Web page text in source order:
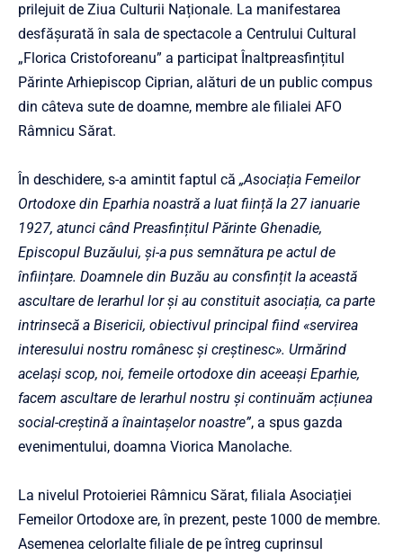
prilejuit de Ziua Culturii Naționale. La manifestarea
desfășurată în sala de spectacole a Centrului Cultural
„Florica Cristoforeanu” a participat Înaltpreasfințitul
Părinte Arhiepiscop Ciprian, alături de un public compus
din câteva sute de doamne, membre ale filialei AFO
Râmnicu Sărat.
În deschidere, s-a amintit faptul că „Asociația Femeilor
Ortodoxe din Eparhia noastră a luat ființă la 27 ianuarie
1927, atunci când Preasfințitul Părinte Ghenadie,
Episcopul Buzăului, și-a pus semnătura pe actul de
înființare. Doamnele din Buzău au consfințit la această
ascultare de Ierarhul lor și au constituit asociația, ca parte
intrinsecă a Bisericii, obiectivul principal fiind «servirea
interesului nostru românesc și creștinesc». Urmărind
același scop, noi, femeile ortodoxe din aceeași Eparhie,
facem ascultare de Ierarhul nostru și continuăm acțiunea
social-creștină a înaintașelor noastre”, a spus gazda
evenimentului, doamna Viorica Manolache.
La nivelul Protoieriei Râmnicu Sărat, filiala Asociației
Femeilor Ortodoxe are, în prezent, peste 1000 de membre.
Asemenea celorlalte filiale de pe întreg cuprinsul